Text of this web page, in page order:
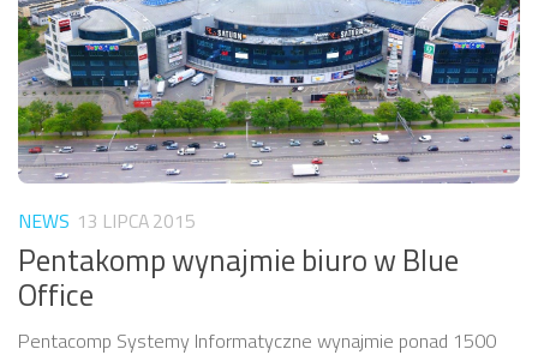
NEWS 13 LIPCA 2015
Pentakomp wynajmie biuro w Blue
Office
Pentacomp Systemy Informatyczne wynajmie ponad 1500